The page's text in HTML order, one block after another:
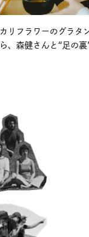
カリフラワーのグラタ
ら、森健さんと“足の